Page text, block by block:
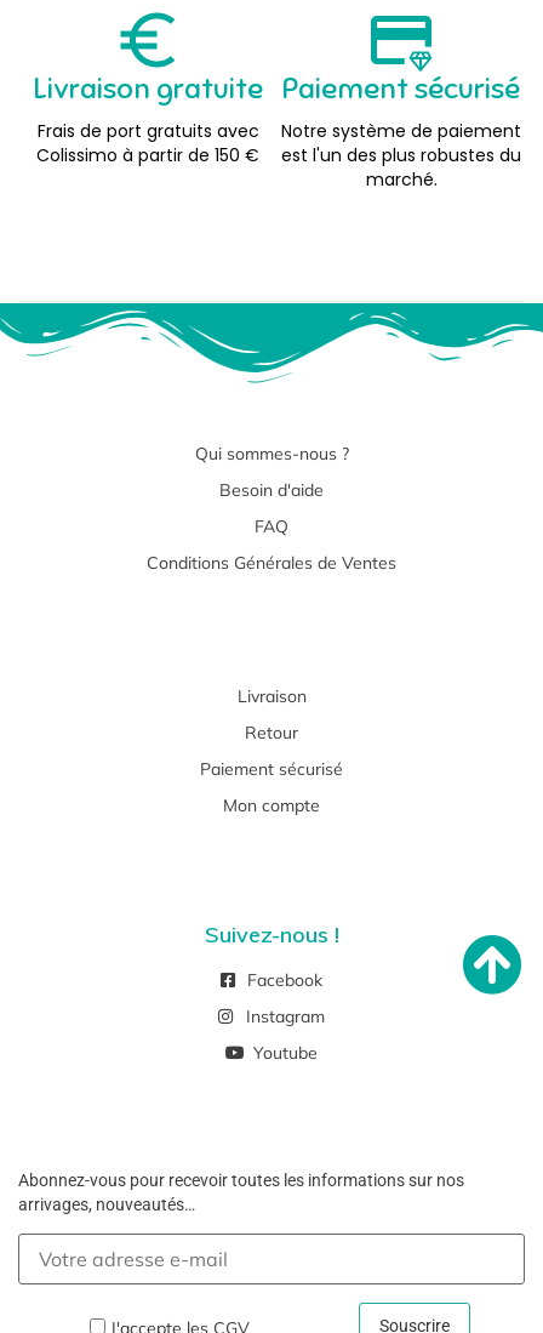
Livraison gratuite
Frais de port gratuits avec
Colissimo à partir de 150 €
Paiement sécurisé
Notre système de paiement
est l'un des plus robustes du
marché.
Qui sommes-nous ?
Besoin d'aide
FAQ
Conditions Générales de Ventes
Livraison
Retour
Paiement sécurisé
Mon compte
Suivez-nous !
Facebook
Instagram
Youtube
Abonnez-vous pour recevoir toutes les informations sur nos
arrivages, nouveautés…
J'accepte les CGV